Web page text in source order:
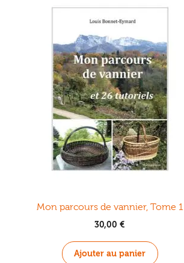
Mon parcours de vannier, Tome 1
30,00€
Ajouter au panier